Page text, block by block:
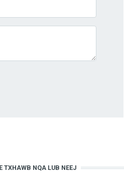
TXHAWB NQA LUB NEEJ